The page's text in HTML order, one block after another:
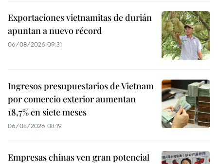
Exportaciones vietnamitas de durián
apuntan a nuevo récord
06/08/2026 09:31
Ingresos presupuestarios de Vietnam
por comercio exterior aumentan
18,7% en siete meses
06/08/2026 08:19
Empresas chinas ven gran potencial